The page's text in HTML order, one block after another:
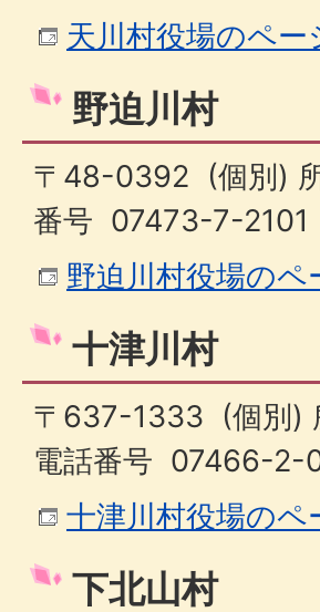
天川村役場のペー
野迫川村
〒48-0392 (個別)
番号 07473-7-2101
野迫川村役場のペ
十津川村
〒637-1333 (個別)
電話番号 07466-2-
十津川村役場のペ
下北山村